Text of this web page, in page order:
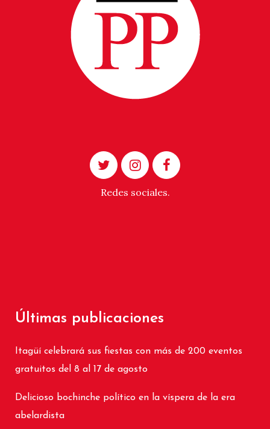
Redes sociales.
Últimas publicaciones
Itagüí celebrará sus fiestas con más de 200 eventos
gratuitos del 8 al 17 de agosto
Delicioso bochinche político en la víspera de la era
abelardista